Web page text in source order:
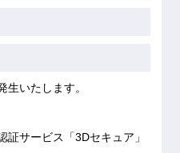
生いたします。
サービス「3Dセキュア」